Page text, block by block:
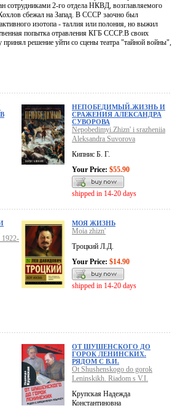
сотрудниками 2-го отдела НКВД, возглавляемого
сбежал на Запад. В СССР заочно был
изотопа - таллия или полония, но выжил
попытка отравления КГБ СССР.В своих
решение уйти со сцены театра "тайной войны",
НЕПОБЕДИМЫЙ.ЖИЗНЬ И
СРАЖЕНИЯ АЛЕКСАНДРА
СУВОРОВА
Nepobedimyi.Zhizn' i srazheniia
Aleksandra Suvorova
Кипнис Б. Г.
Your Price: $55.90
shipped in 14-20 days
1922-
МОЯ ЖИЗНЬ
Moia zhizn'
Троцкий Л.Д.
Your Price: $14.90
shipped in 14-20 days
ОТ ШУШЕНСКОГО ДО
ГОРОК ЛЕНИНСКИХ.
РЯДОМ С В.И.
Ot Shushenskogo do gorok
Leninskikh. Riadom s V.I.
Крупская Надежда
Константиновна